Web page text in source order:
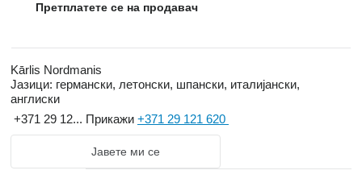
Претплатете се на продавач
Kārlis Nordmanis
Јазици: германски, летонски, шпански, италијански,
англиски
+371 29 12... Прикажи +371 29 121 620
Јавете ми се